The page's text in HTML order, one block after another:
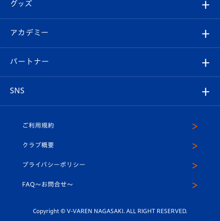
チケット
イベント
メディア
ホームタウン
スタッフプロフィール
マスコット紹介
平和祈念活動
ホームタウン活動
Revive Team
ヴィヴィくんの長崎おもてなしガイド
フォトギャラリー
スタジアムグルメ
V-LOVERS（ファンクラブ）
プレイヤーズスイート
グッズ
オンラインショップ
店舗情報
アカデミー
育成からのお知らせ
U-18
スクール
パートナー
SNS
ヴィヴィくんインスタグラム
公式LINE＠
ご利用規約
クラブ概要
プライバシーポリシー
FAQ〜お問合せ〜
Copyright © V-VAREN NAGASAKI. ALL RIGHT RESERVED.